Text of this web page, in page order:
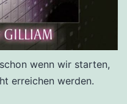
wenn wir starten,
erreichen werden.